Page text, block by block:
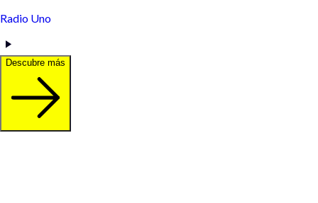
Radio Uno
Descubre más